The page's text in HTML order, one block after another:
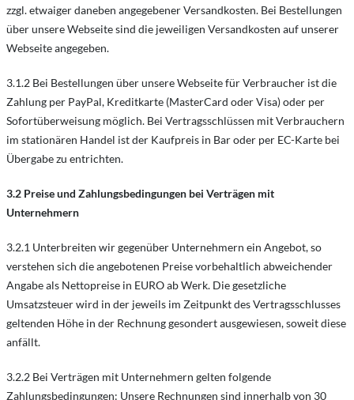
zzgl. etwaiger daneben angegebener Versandkosten. Bei Bestellungen
über unsere Webseite sind die jeweiligen Versandkosten auf unserer
Webseite angegeben.
3.1.2 Bei Bestellungen über unsere Webseite für Verbraucher ist die
Zahlung per PayPal, Kreditkarte (MasterCard oder Visa) oder per
Sofortüberweisung möglich. Bei Vertragsschlüssen mit Verbrauchern
im stationären Handel ist der Kaufpreis in Bar oder per EC-Karte bei
Übergabe zu entrichten.
3.2 Preise und Zahlungsbedingungen bei Verträgen mit
Unternehmern
3.2.1 Unterbreiten wir gegenüber Unternehmern ein Angebot, so
verstehen sich die angebotenen Preise vorbehaltlich abweichender
Angabe als Nettopreise in EURO ab Werk. Die gesetzliche
Umsatzsteuer wird in der jeweils im Zeitpunkt des Vertragsschlusses
geltenden Höhe in der Rechnung gesondert ausgewiesen, soweit diese
anfällt.
3.2.2 Bei Verträgen mit Unternehmern gelten folgende
Zahlungsbedingungen: Unsere Rechnungen sind innerhalb von 30